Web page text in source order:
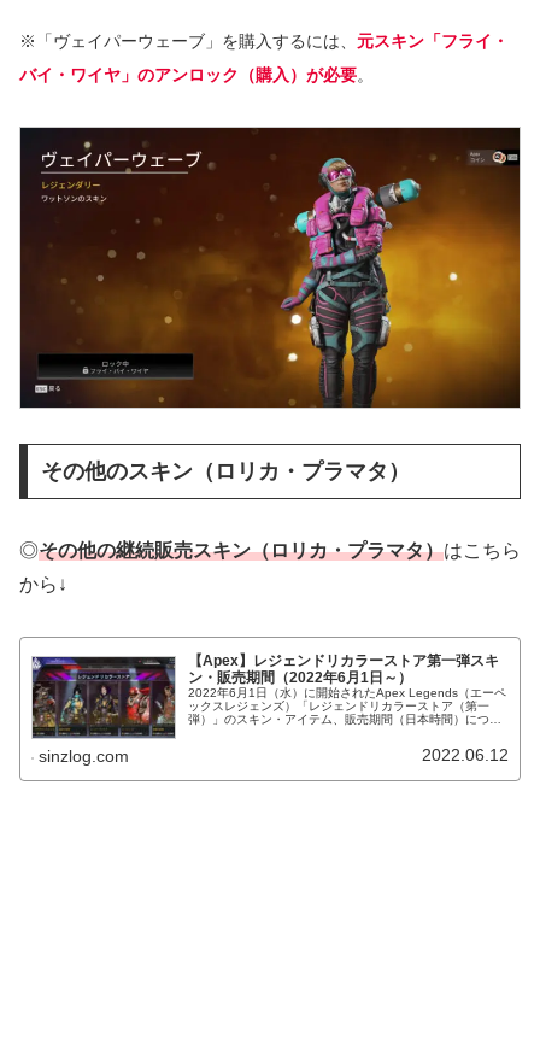
※「ヴェイパーウェーブ」を購入するには、 元スキン「フライ・
バイ・ワイヤ」のアンロック（購入）が必要。
その他のスキン（ロリカ・プラマタ）
◎その他の継続販売スキン（ロリカ・プラマタ）はこちら
から↓
【Apex】レジェンドリカラーストア第一弾スキ
ン・販売期間（2022年6月1日～）
2022年6月1日（水）に開始されたApex Legends（エーペ
ックスレジェンズ）「レジェンドリカラーストア（第一
弾）」のスキン・アイテム、販売期間（日本時間）につい
sinzlog.com 2022.06.12